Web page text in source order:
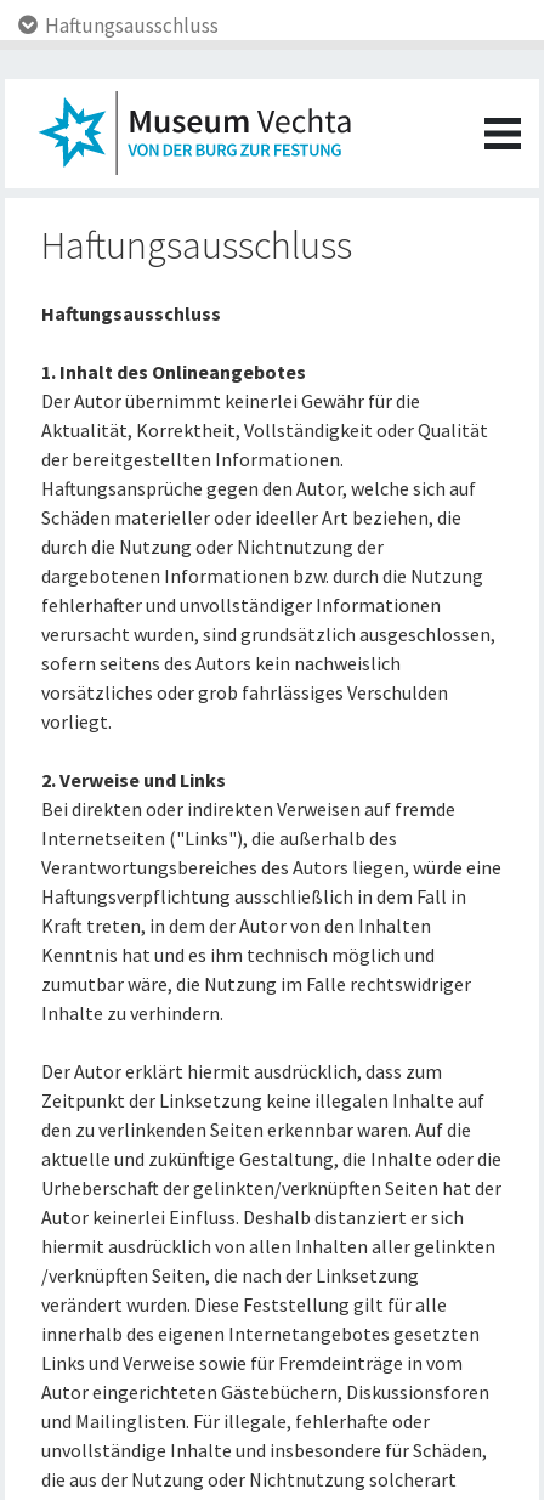
Haftungsausschluss
Haftungsausschluss
Haftungsausschluss
1. Inhalt des Onlineangebotes
Der Autor übernimmt keinerlei Gewähr für die
Aktualität, Korrektheit, Vollständigkeit oder Qualität
der bereitgestellten Informationen.
Haftungsansprüche gegen den Autor, welche sich auf
Schäden materieller oder ideeller Art beziehen, die
durch die Nutzung oder Nichtnutzung der
dargebotenen Informationen bzw. durch die Nutzung
fehlerhafter und unvollständiger Informationen
verursacht wurden, sind grundsätzlich ausgeschlossen,
sofern seitens des Autors kein nachweislich
vorsätzliches oder grob fahrlässiges Verschulden
vorliegt.
2. Verweise und Links
Bei direkten oder indirekten Verweisen auf fremde
Internetseiten ("Links"), die außerhalb des
Verantwortungsbereiches des Autors liegen, würde eine
Haftungsverpflichtung ausschließlich in dem Fall in
Kraft treten, in dem der Autor von den Inhalten
Kenntnis hat und es ihm technisch möglich und
zumutbar wäre, die Nutzung im Falle rechtswidriger
Inhalte zu verhindern.
Der Autor erklärt hiermit ausdrücklich, dass zum
Zeitpunkt der Linksetzung keine illegalen Inhalte auf
den zu verlinkenden Seiten erkennbar waren. Auf die
aktuelle und zukünftige Gestaltung, die Inhalte oder die
Urheberschaft der gelinkten/verknüpften Seiten hat der
Autor keinerlei Einfluss. Deshalb distanziert er sich
hiermit ausdrücklich von allen Inhalten aller gelinkten
/verknüpften Seiten, die nach der Linksetzung
verändert wurden. Diese Feststellung gilt für alle
innerhalb des eigenen Internetangebotes gesetzten
Links und Verweise sowie für Fremdeinträge in vom
Autor eingerichteten Gästebüchern, Diskussionsforen
und Mailinglisten. Für illegale, fehlerhafte oder
unvollständige Inhalte und insbesondere für Schäden,
die aus der Nutzung oder Nichtnutzung solcherart